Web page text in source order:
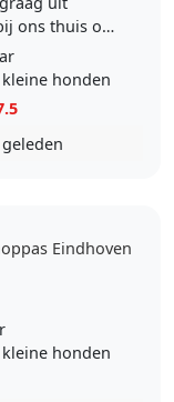
ons thuis op
Wij
hondenhonden
Eindhoven
honden